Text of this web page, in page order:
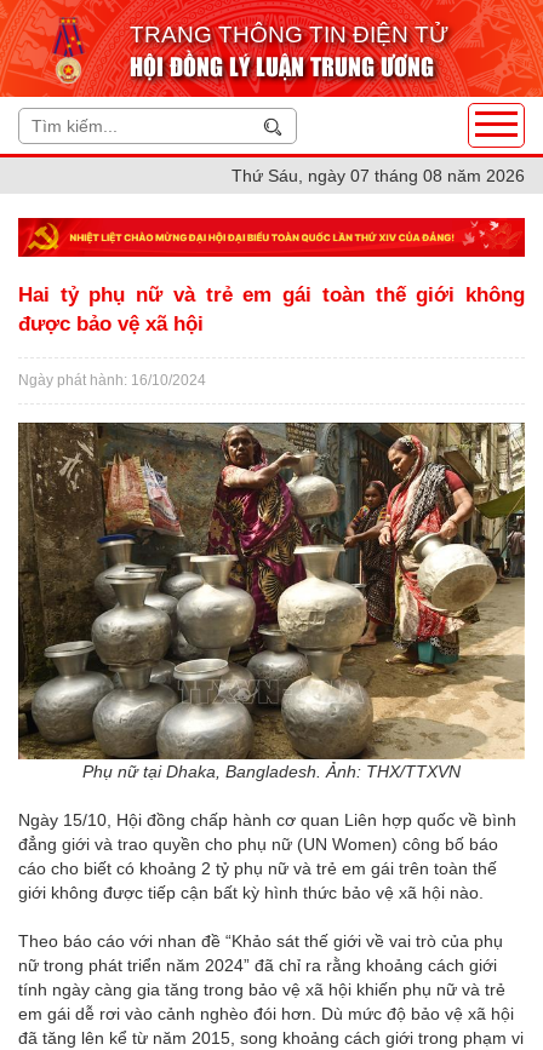
TRANG THÔNG TIN ĐIỆN TỬ
HỘI ĐỒNG LÝ LUẬN TRUNG ƯƠNG
Thứ Sáu, ngày 07 tháng 08 năm 2026
Hai tỷ phụ nữ và trẻ em gái toàn thế giới không
được bảo vệ xã hội
Ngày phát hành: 16/10/2024
Phụ nữ tại Dhaka, Bangladesh. Ảnh: THX/TTXVN
Ngày 15/10, Hội đồng chấp hành cơ quan Liên hợp quốc về bình
đẳng giới và trao quyền cho phụ nữ (UN Women) công bố báo
cáo cho biết có khoảng 2 tỷ phụ nữ và trẻ em gái trên toàn thế
giới không được tiếp cận bất kỳ hình thức bảo vệ xã hội nào.
Theo báo cáo với nhan đề “Khảo sát thế giới về vai trò của phụ
nữ trong phát triển năm 2024” đã chỉ ra rằng khoảng cách giới
tính ngày càng gia tăng trong bảo vệ xã hội khiến phụ nữ và trẻ
em gái dễ rơi vào cảnh nghèo đói hơn. Dù mức độ bảo vệ xã hội
đã tăng lên kể từ năm 2015, song khoảng cách giới trong phạm vi